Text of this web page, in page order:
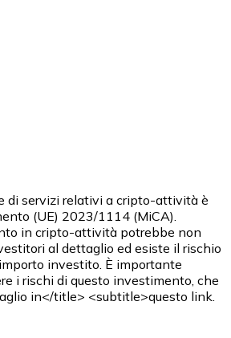
di servizi relativi a cripto-attività è
(UE) 2023/1114 (MiCA).
in cripto-attività potrebbe non
al dettaglio ed esiste il rischio
investito. È importante
i rischi di questo investimento, che
in</title> <subtitle>questo link.